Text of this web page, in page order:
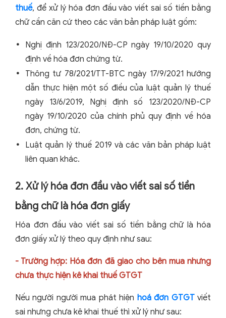
thuế, để xử lý hóa đơn đầu vào viết sai số tiền bằng
chữ cần căn cứ theo các văn bản pháp luật gồm:
Nghị định 123/2020/NĐ-CP ngày 19/10/2020 quy
định về hóa đơn chứng từ.
Thông tư 78/2021/TT-BTC ngày 17/9/2021 hướng
dẫn thực hiện một số điều của luật quản lý thuế
ngày 13/6/2019, Nghị định số 123/2020/NĐ-CP
ngày 19/10/2020 của chính phủ quy định về hóa
đơn, chứng từ.
Luật quản lý thuế 2019 và các văn bản pháp luật
liên quan khác.
2. Xử lý hóa đơn đầu vào viết sai số tiền
bằng chữ là hóa đơn giấy
Hóa đơn đầu vào viết sai số tiền bằng chữ là hóa
đơn giấy xử lý theo quy định như sau:
- Trường hợp: Hóa đơn đã giao cho bên mua nhưng
chưa thực hiện kê khai thuế GTGT
Nếu người người mua phát hiện hoá đơn GTGTviết
sai nhưng chưa kê khai thuế thì xử lý như sau: